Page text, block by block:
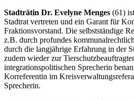
Stadträtin Dr. Evelyne Menges (61)
Stadtrat vertreten und ein Garant für
Fraktionsvorstand. Die selbstständige
z.B. durch profundes
durch die langjährige Erfahrung in der
zudem wieder zur
integrationspolitischen Sprecherin
Korreferentin im
Sprecherin.